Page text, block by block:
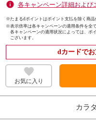
各キャンペーン詳細および
※たまるdポイントはポイント支払を除く商品
※表示倍率は各キャンペーンの適用条件を全
各キャンペーンの適用状況によっては、ポ
ございます。
dカードで
お気に入り
カラ